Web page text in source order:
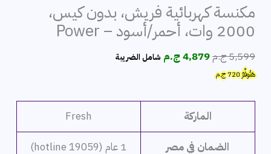
مكنسة كهربائية فريش، بدون كيس،
2000 وات، أحمر/أسود – Power
5,599ج.مالسعر
4,879ج.م السعر
شامل الضريبة
هَتُوفِّرُ720ج.م
الماركة Fresh
الضمان في مصر 1 عام (hotline 19059)